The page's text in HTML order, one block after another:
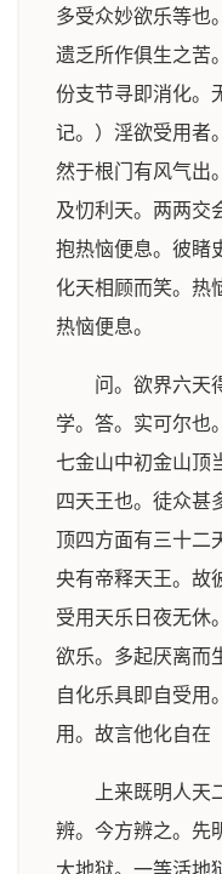
多受众妙欲乐等也
遗乏所作俱生之苦
份支节寻即消化。
记。）淫欲受用者
然于根门有风气出
及忉利天。两两交
抱热恼便息。彼睹
化天相顾而笑。热
热恼便息。
问。欲界六天
学。答。实可尔也
七金山中初金山顶
四天王也。徒众甚
顶四方面有三十二
央有帝释天王。故
受用天乐日夜无休
欲乐。多起厌离而
自化乐具即自受用
用。故言他化自在
上来既明人
辨。今方辨之。先
大地狱。一等活地